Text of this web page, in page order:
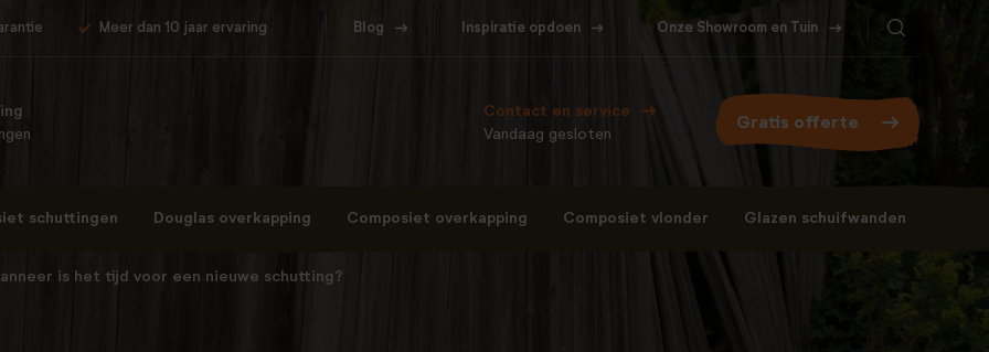
Meer dan 10 jaar ervaring Blog Inspiratie opdoen Onze Showroom en Tuin
Contact en service
Vandaag gesloten
Gratis offerte
schuttingen Douglas overkapping Composiet overkapping Composiet vlonder Glazen schuifwanden
is het tijd voor een nieuwe schutting?